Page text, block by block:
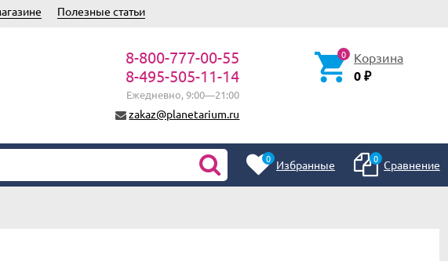
Полезные статьи
8-800-777-00-55
8-495-505-11-14
Ежедневно, 9:00—21:00
zakaz@planetarium.ru
0 Корзина
0 ₽
0 Избранные 0 Сравнение